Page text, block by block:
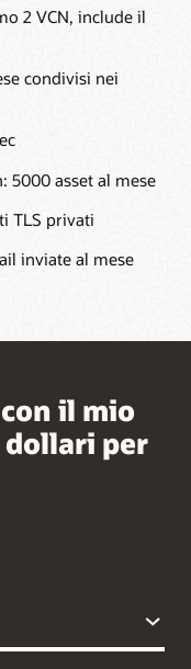
2 VCN, include il
condivisi nei
5000 asset al mese
TLS privati
inviate al mese
il mio
per